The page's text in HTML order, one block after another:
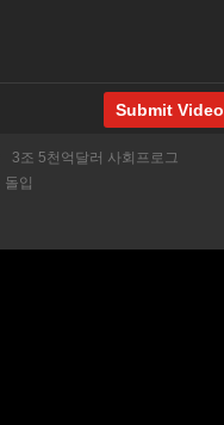
Submit Video
3조 5천억달러 사회프로그
돌입